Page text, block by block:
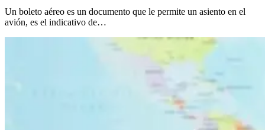
Un boleto aéreo es un documento que le permite un asiento en el
avión, es el indicativo de…